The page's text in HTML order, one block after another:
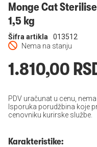
Monge Cat
1,5 kg
Nema na stanju
Šifra artikla 013512
1.810,00
PDV uračunat u cenu,
Isporuka porudžbina koje
cenovniku kurirske službe.
Karakteristike: